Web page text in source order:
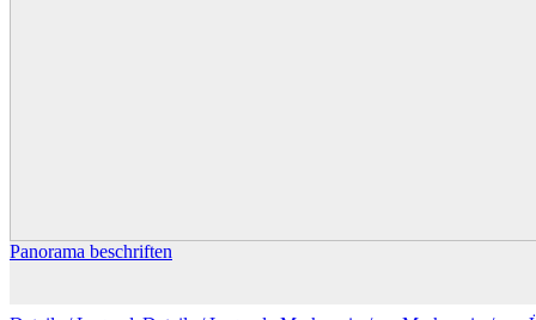
Panorama beschriften